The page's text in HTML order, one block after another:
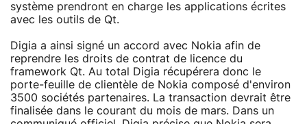
système prendront en charge les applications écrites
avec les outils de Qt.
Digia a ainsi signé un accord avec Nokia afin de
reprendre les droits de contrat de licence du
framework Qt. Au total Digia récupérera donc le
porte-feuille de clientèle de Nokia composé d'environ
3500 sociétés partenaires. La transaction devrait être
finalisée dans le courant du mois de mars. Dans un